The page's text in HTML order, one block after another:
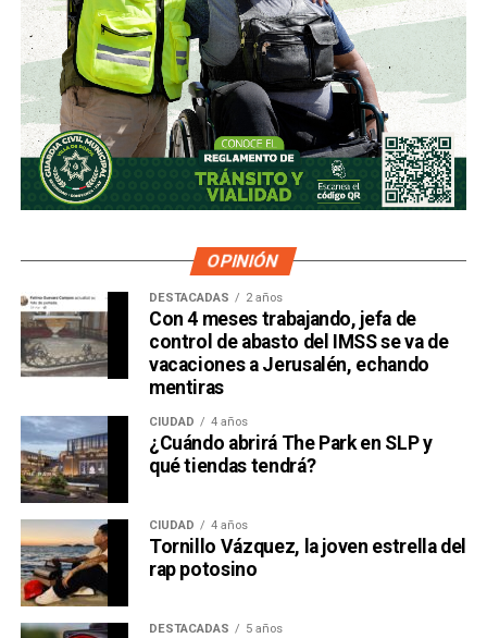
OPINIÓN
DESTACADAS 2 años
Con 4 meses trabajando, jefa de
control de abasto del IMSS se va de
vacaciones a Jerusalén, echando
mentiras
CIUDAD 4 años
¿Cuándo abrirá The Park en SLP y
qué tiendas tendrá?
CIUDAD 4 años
Tornillo Vázquez, la joven estrella del
rap potosino
DESTACADAS 5 años